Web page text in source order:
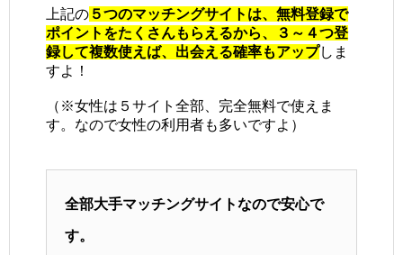
上記の ５つのマッチングサイトは、無料登録で
ポイントをたくさんもらえるから、３～４つ登
録して複数使えば、出会える確率もアップしま
すよ！
（※女性は５サイト全部、完全無料で使えま
す。なので女性の利用者も多いですよ）
全部大手マッチングサイトなので安心で
す。